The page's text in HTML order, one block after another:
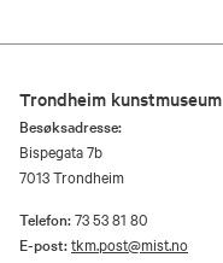
Trondheim kunstmuseum
Besøksadresse:
Bispegata 7b
7013 Trondheim
Telefon:73 53 81 80
E-post:tkm.post@mist.no